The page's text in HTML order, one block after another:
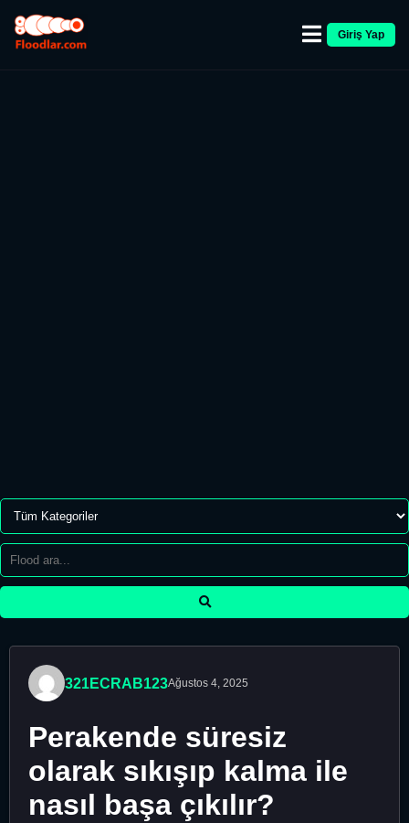
Giriş Yap
321ECRAB123Ağustos 4, 2025
Perakende süresiz
olarak sıkışıp kalma ile
nasıl başa çıkılır?